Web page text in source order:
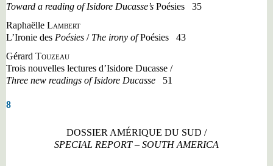
Toward a reading of Isidore Ducasse’s Poésies
35
Raphaëlle Lambert
L’Ironie des Poésies / The irony of Poésies
43
Gérard Touzeau
Trois nouvelles lectures d’Isidore Ducasse /
Three new readings of Isidore Ducasse
51
8
DOSSIER AMÉRIQUE DU SUD /
SPECIAL REPORT – SOUTH AMERICA